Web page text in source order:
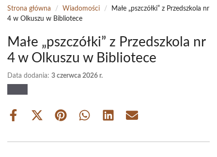
Strona główna / Wiadomości /
Małe „pszczółki” z Przedszkola nr
4 w Olkuszu w Bibliotece
Małe „pszczółki” z Przedszkola nr
4 w Olkuszu w Bibliotece
Data dodania: 3 czerwca 2026 r.
Share
Share
(Twitter)
Share Share Share Share